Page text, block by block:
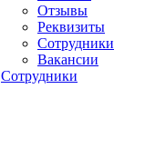
Отзывы
Реквизиты
Сотрудники
Вакансии
Сотрудники